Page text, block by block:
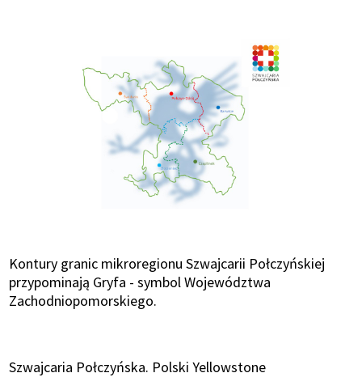
Kontury granic mikroregionu Szwajcarii Połczyńskiej
przypominają Gryfa - symbol Województwa
Zachodniopomorskiego.
Szwajcaria Połczyńska. Polski Yellowstone